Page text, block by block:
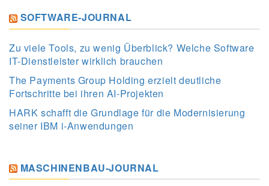
SOFTWARE-JOURNAL
Zu viele Tools, zu wenig Überblick? Welche Software
IT-Dienstleister wirklich brauchen
The Payments Group Holding erzielt deutliche
Fortschritte bei ihren AI-Projekten
HARK schafft die Grundlage für die Modernisierung
seiner IBM i-Anwendungen
MASCHINENBAU-JOURNAL